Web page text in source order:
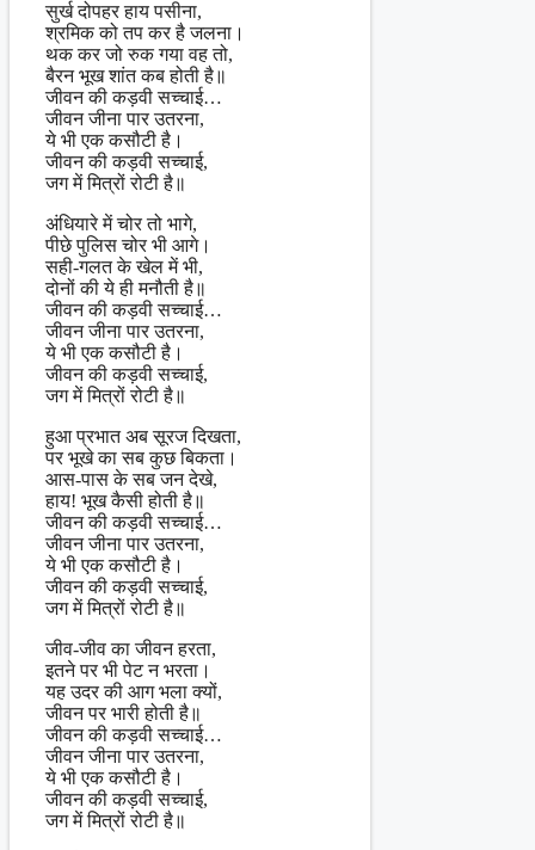
सुर्ख दोपहर हाय पसीना,
श्रमिक को तप कर है जलना।
थक कर जो रुक गया वह तो,
बैरन भूख शांत कब होती है॥
जीवन की कड़वी सच्चाई…
जीवन जीना पार उतरना,
ये भी एक कसौटी है।
जीवन की कड़वी सच्चाई,
जग में मित्रों रोटी है॥
अंधियारे में चोर तो भागे,
पीछे पुलिस चोर भी आगे।
सही-गलत के खेल में भी,
दोनों की ये ही मनौती है॥
जीवन की कड़वी सच्चाई…
जीवन जीना पार उतरना,
ये भी एक कसौटी है।
जीवन की कड़वी सच्चाई,
जग में मित्रों रोटी है॥
हुआ प्रभात अब सूरज दिखता,
पर भूखे का सब कुछ बिकता।
आस-पास के सब जन देखे,
हाय! भूख कैसी होती है॥
जीवन की कड़वी सच्चाई…
जीवन जीना पार उतरना,
ये भी एक कसौटी है।
जीवन की कड़वी सच्चाई,
जग में मित्रों रोटी है॥
जीव-जीव का जीवन हरता,
इतने पर भी पेट न भरता।
यह उदर की आग भला क्यों,
जीवन पर भारी होती है॥
जीवन की कड़वी सच्चाई…
जीवन जीना पार उतरना,
ये भी एक कसौटी है।
जीवन की कड़वी सच्चाई,
जग में मित्रों रोटी है॥